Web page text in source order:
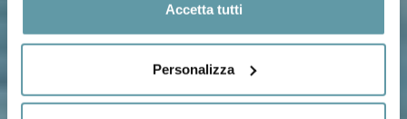
Accetta tutti
Personalizza